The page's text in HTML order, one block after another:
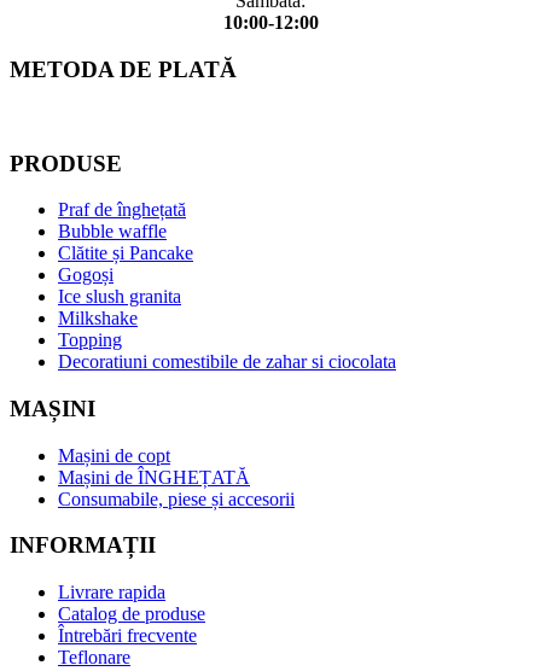
10:00-12:00
METODA DE PLATĂ
PRODUSE
Praf de înghețată
Bubble waffle
Clătite și Pancake
Gogoși
Ice slush granita
Milkshake
Topping
Decoratiuni comestibile de zahar si ciocolata
MAȘINI
Mașini de copt
Mașini de ÎNGHEȚATĂ
Consumabile, piese și accesorii
INFORMAȚII
Livrare rapida
Catalog de produse
Întrebări frecvente
Teflonare